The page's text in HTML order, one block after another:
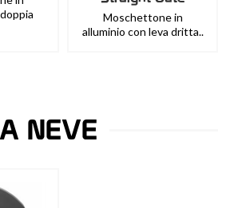
Moschettone in
alluminio con leva dritta..
NEVE